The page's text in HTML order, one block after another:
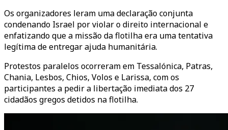
Os organizadores leram uma declaração conjunta
condenando Israel por violar o direito internacional e
enfatizando que a missão da flotilha era uma tentativa
legítima de entregar ajuda humanitária.
Protestos paralelos ocorreram em Tessalónica, Patras,
Chania, Lesbos, Chios, Volos e Larissa, com os
participantes a pedir a libertação imediata dos 27
cidadãos gregos detidos na flotilha.